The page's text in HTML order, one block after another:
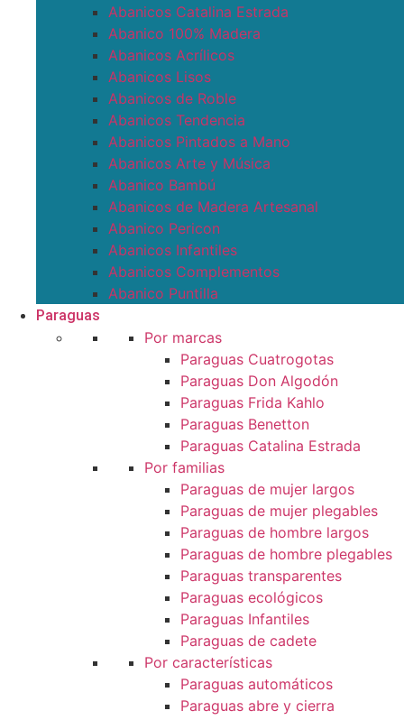
Abanicos Catalina Estrada
Abanico 100% Madera
Abanicos Acrílicos
Abanicos Lisos
Abanicos de Roble
Abanicos Tendencia
Abanicos Pintados a Mano
Abanicos Arte y Música
Abanico Bambú
Abanicos de Madera Artesanal
Abanico Pericon
Abanicos Infantiles
Abanicos Complementos
Abanico Puntilla
Paraguas
Por marcas
Paraguas Cuatrogotas
Paraguas Don Algodón
Paraguas Frida Kahlo
Paraguas Benetton
Paraguas Catalina Estrada
Por familias
Paraguas de mujer largos
Paraguas de mujer plegables
Paraguas de hombre largos
Paraguas de hombre plegables
Paraguas transparentes
Paraguas ecológicos
Paraguas Infantiles
Paraguas de cadete
Por características
Paraguas automáticos
Paraguas abre y cierra